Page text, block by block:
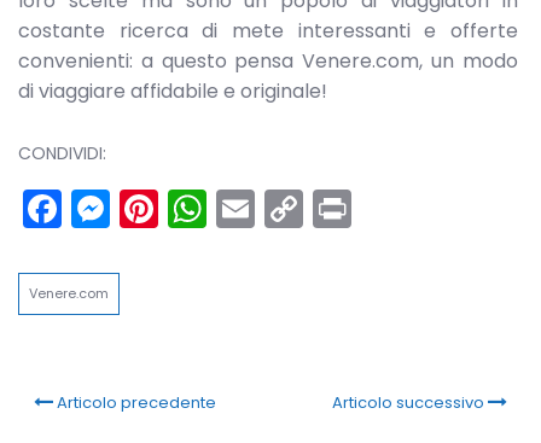
costante ricerca di mete interessanti e offerte
convenienti: a questo pensa Venere.com, un modo
di viaggiare affidabile e originale!
CONDIVIDI:
Facebook
Messenger
Pinterest
WhatsApp
Email
Copy
Link
Venere.com
Articolo precedente Articolo successivo